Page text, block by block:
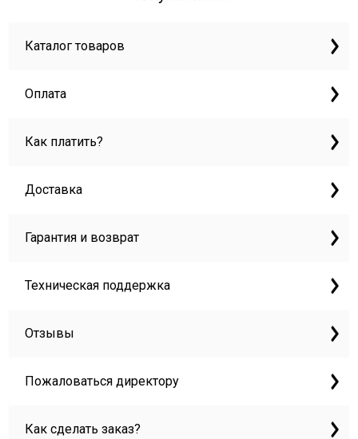
Каталог товаров
Оплата
Как платить?
Доставка
Гарантия и возврат
Техническая поддержка
Отзывы
Пожаловаться директору
Как сделать заказ?